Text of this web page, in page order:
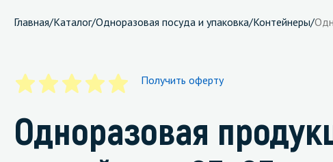
Главная/Каталог/Одноразовая посуда и упаковка/Контейнеры/
Получить оферту
Одноразовая